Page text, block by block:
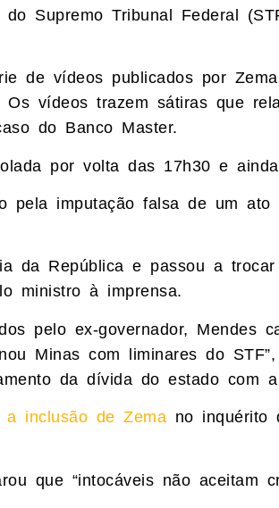
Supremo Tribunal Federal
de vídeos publicados por
Os vídeos trazem sátiras que
do Banco Master.
por volta das 17h30 e
pela imputação falsa de um ato
da República e passou a
ministro à imprensa.
pelo ex-governador, Mendes
Minas com liminares do
da dívida do estado com
a inclusão de Zema no inquérito
que “intocáveis não aceitam